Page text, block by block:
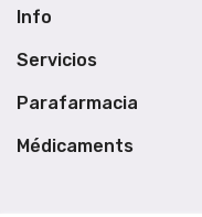
Info
Servicios
Parafarmacia
Médicaments